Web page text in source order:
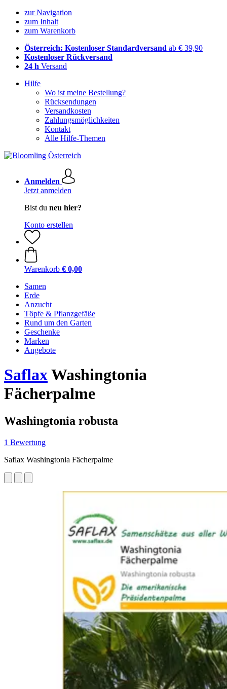
zur Navigation
zum Inhalt
zum Warenkorb
Österreich: Kostenloser Standardversand ab € 39,90
Kostenloser Rückversand
24 h Versand
Hilfe
Wo ist meine Bestellung?
Rücksendungen
Versandkosten
Zahlungsmöglichkeiten
Kontakt
Alle Hilfe-Themen
Anmelden
Jetzt anmelden
Bist du neu hier?
Konto erstellen
Warenkorb € 0,00
Samen
Erde
Anzucht
Töpfe & Pflanzgefäße
Rund um den Garten
Geschenke
Marken
Angebote
SaflaxWashingtonia
Fächerpalme
Washingtonia robusta
1 Bewertung
Saflax Washingtonia Fächerpalme